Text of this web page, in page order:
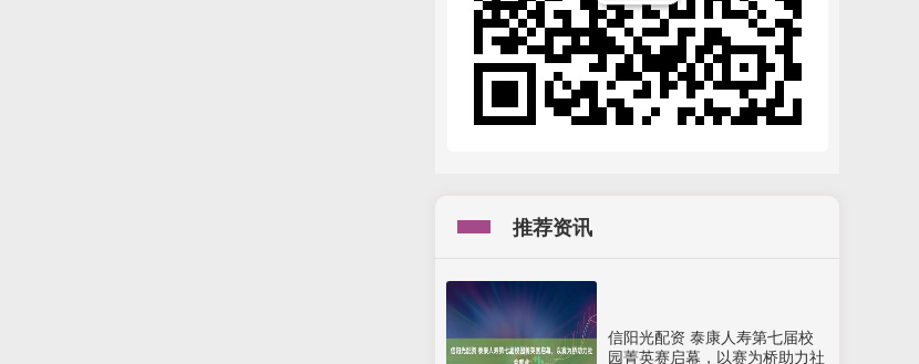
推荐资讯
信阳光配资 泰康人寿第七届校
园菁英赛启幕，以赛为桥助力社